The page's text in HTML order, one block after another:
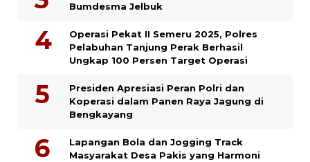
Bumdesma Jelbuk
Operasi Pekat II Semeru 2025, Polres
Pelabuhan Tanjung Perak Berhasil
Ungkap 100 Persen Target Operasi
Presiden Apresiasi Peran Polri dan
Koperasi dalam Panen Raya Jagung di
Bengkayang
Lapangan Bola dan Jogging Track
Masyarakat Desa Pakis yang Harmoni